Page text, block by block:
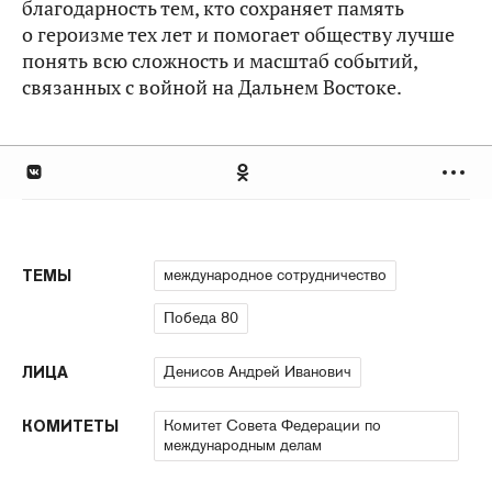
благодарность тем, кто сохраняет память
о героизме тех лет и помогает обществу лучше
понять всю сложность и масштаб событий,
связанных с войной на Дальнем Востоке.
ТЕМЫ международное сотрудничество
Победа 80
ЛИЦА Денисов Андрей Иванович
КОМИТЕТЫ
Комитет Совета Федерации по
международным делам